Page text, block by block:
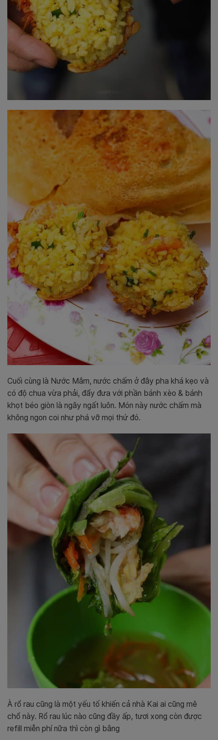
Cuối cùng là Nước Mắm, nước chấm ở đây pha khá kẹo và
có độ chua vừa phải, đẩy đưa với phần bánh xèo & bánh
khọt béo giòn là ngây ngất luôn. Món này nước chấm mà
không ngon coi như phá vỡ mọi thứ đó.
À rổ rau cũng là một yếu tố khiến cả nhà Kai ai cũng mê
chổ này. Rổ rau lúc nào cũng đầy ấp, tươi xong còn được
refill miễn phí nữa thì còn gì bằng